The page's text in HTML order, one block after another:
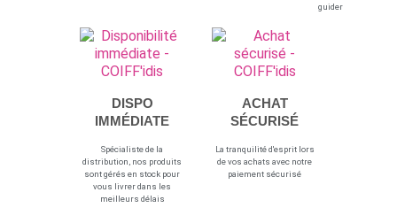
guider
DISPO
IMMÉDIATE
Spécialiste de la
distribution, nos produits
sont gérés en stock pour
vous livrer dans les
meilleurs délais
ACHAT
SÉCURISÉ
La tranquilité d'esprit lors
de vos achats avec notre
paiement sécurisé